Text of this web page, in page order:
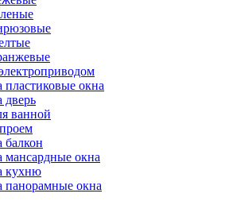
пластиковые окна
дверь
ванной
балкон
мансардные окна
кухню
панорамные окна